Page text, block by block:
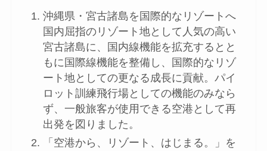
沖縄県・宮古諸島を国際的なリゾートへ
国内屈指のリゾート地として人気の高い
宮古諸島に、国内線機能を拡充するとと
もに国際線機能を整備し、国際的なリゾ
ート地としての更なる成長に貢献。パイ
ロット訓練飛行場としての機能のみなら
ず、一般旅客が使用できる空港として再
出発を図りました。
「空港から、リゾート、はじまる。」を